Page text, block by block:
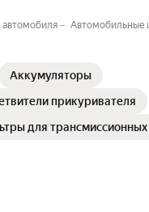
автомобиля Автомобильные
Аккумуляторы
прикуривателя
для трансмиссионных